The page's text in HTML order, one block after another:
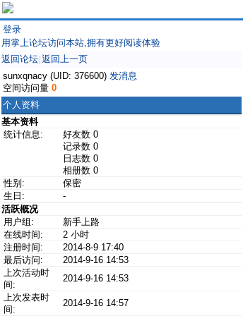
登录
用掌上论坛访问本站,拥有更好阅读体验
返回论坛 返回上一页
sunxqnacy (UID: 376600) 发消息
空间访问量 0
个人资料
基本资料
统计信息:
好友数 0
记录数 0
日志数 0
相册数 0
性别:
保密
生日:
-
活跃概况
用户组:
新手上路
在线时间:
2 小时
注册时间:
2014-8-9 17:40
最后访问:
2014-9-16 14:53
上次活动时
间:
2014-9-16 14:53
上次发表时
间:
2014-9-16 14:57